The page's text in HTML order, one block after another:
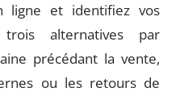
ligne et identifiez vos
trois alternatives par
précédant la vente,
ou les retours de